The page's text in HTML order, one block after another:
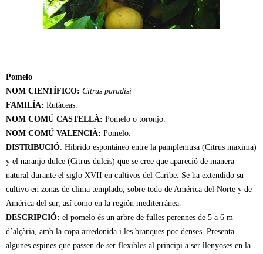
Pomelo
NOM CIENTÍFICO: Citrus paradisi
FAMILÍA: Rutáceas.
NOM COMÚ CASTELLÀ: Pomelo o toronjo.
NOM COMÚ VALENCIÀ: Pomelo.
DISTRIBUCIÓ: Hibrido espontáneo entre la pamplemusa (Citrus maxima)
y el naranjo dulce (Citrus dulcis) que se cree que apareció de manera
natural durante el siglo XVII en cultivos del Caribe. Se ha extendido su
cultivo en zonas de clima templado, sobre todo de América del Norte y de
América del sur, así como en la región mediterránea.
DESCRIPCIÓ: el pomelo és un arbre de fulles perennes de 5 a 6 m
d’alçària, amb la copa arredonida i les branques poc denses. Presenta
algunes espines que passen de ser flexibles al principi a ser llenyoses en la